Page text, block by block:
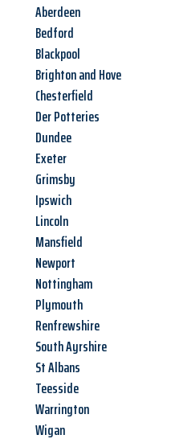
Aberdeen
Bedford
Blackpool
Brighton and Hove
Chesterfield
Der Potteries
Dundee
Exeter
Grimsby
Ipswich
Lincoln
Mansfield
Newport
Nottingham
Plymouth
Renfrewshire
South Ayrshire
St Albans
Teesside
Warrington
Wigan